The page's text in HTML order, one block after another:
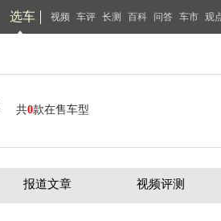
选车 视频 车评 长测 百科 问答 车市 观
共0款在售车型
报道文章 视频评测